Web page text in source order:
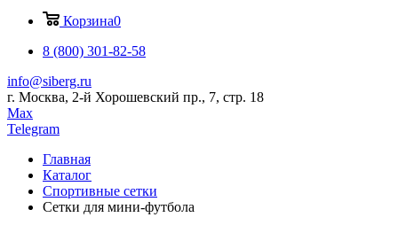
Корзина0
8 (800) 301-82-58
info@siberg.ru
г. Москва, 2-й Хорошевский пр., 7, стр. 18
Max
Telegram
Главная
Каталог
Спортивные сетки
Сетки для мини-футбола